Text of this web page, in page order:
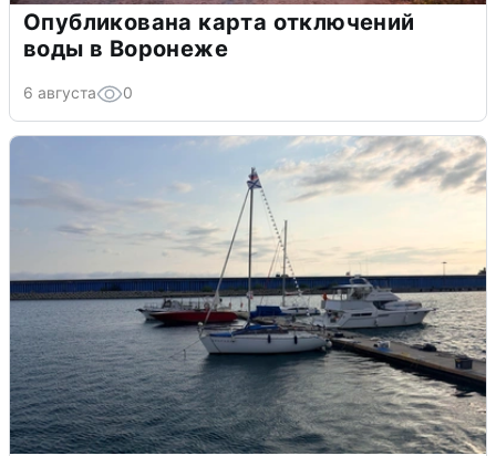
Опубликована карта отключений
воды в Воронеже
6 августа 0